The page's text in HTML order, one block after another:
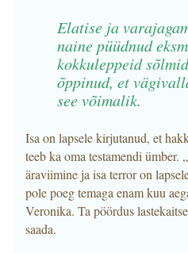
Elatise ja
naine püüdnud
kokkuleppeid
õppinud, et
see võimalik.
Isa on lapsele kirjutanud, et
teeb ka oma testamendi ümber.
äraviimine ja isa terror on
pole poeg temaga enam kuu
Veronika. Ta pöördus
saada.